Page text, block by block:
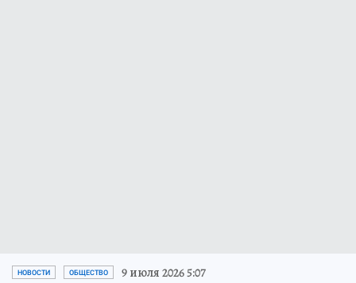
НОВОСТИ ОБЩЕСТВО 9 июля 2026 5:07